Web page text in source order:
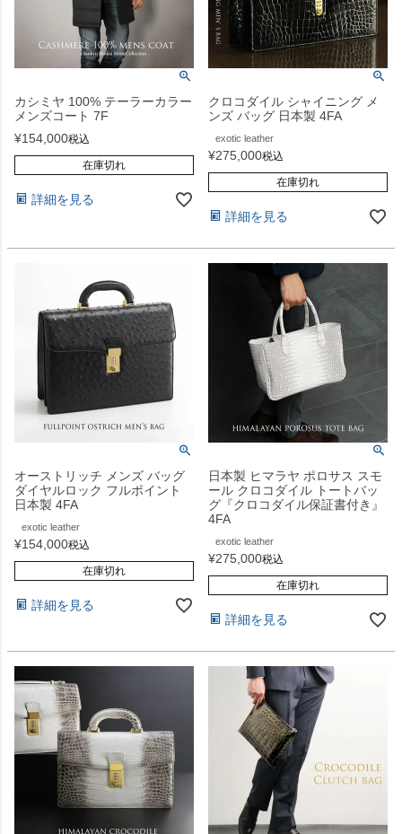
カシミヤ 100% テーラーカラー
メンズコート 7F
¥154,000税込
在庫切れ
詳細を見る
クロコダイル シャイニング メ
ンズ バッグ 日本製 4FA
exotic leather
¥275,000税込
在庫切れ
詳細を見る
オーストリッチ メンズ バッグ
ダイヤルロック フルポイント
日本製 4FA
exotic leather
¥154,000税込
在庫切れ
詳細を見る
日本製 ヒマラヤ ポロサス スモ
ール クロコダイル トートバッ
グ『クロコダイル保証書付き』
4FA
exotic leather
¥275,000税込
在庫切れ
詳細を見る